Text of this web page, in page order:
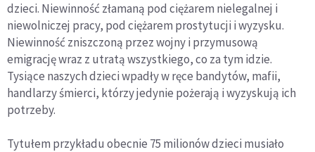
dzieci. Niewinność złamaną pod ciężarem nielegalnej i
niewolniczej pracy, pod ciężarem prostytucji i wyzysku.
Niewinność zniszczoną przez wojny i przymusową
emigrację wraz z utratą wszystkiego, co za tym idzie.
Tysiące naszych dzieci wpadły w ręce bandytów, mafii,
handlarzy śmierci, którzy jedynie pożerają i wyzyskują ich
potrzeby.
Tytułem przykładu obecnie 75 milionów dzieci musiało